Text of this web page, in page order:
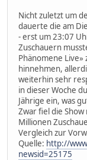
Nicht zuletzt um
dauerte die am
- erst um 23:07
Zuschauern
Phänomene
hinnehmen,
weiterhin sehr
in dieser Woche
Jährige ein, was
Zwar fiel die
Millionen
Vergleich zur
Quelle: http://
newsid=25175